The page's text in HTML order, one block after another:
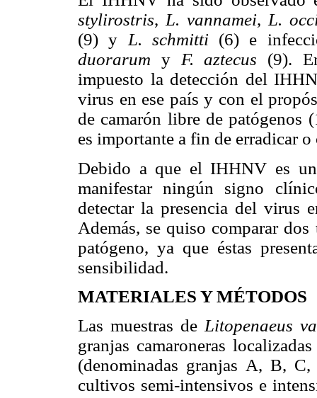
stylirostris, L. vannamei, L.
(9) y L. schmitti(6) e
duorarum y F. aztecus (9).
impuesto la detección del
virus en ese país y con el
de camarón libre de
es importante a fin de erradicar
Debido a que el IHHNV es un
manifestar ningún signo
detectar la presencia del virus
Además, se quiso comparar
patógeno, ya que éstas
sensibilidad.
MATERIALES Y MÉTODOS
Las muestras de Litopenaeus
granjas camaroneras
(denominadas granjas A, B,
cultivos semi-intensivos e